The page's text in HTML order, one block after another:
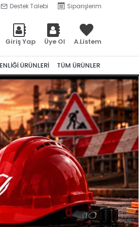
Destek Talebi Siparişlerim
Giriş Yap Üye Ol A.Listem
ÜRÜNLERİ TÜM ÜRÜNLER